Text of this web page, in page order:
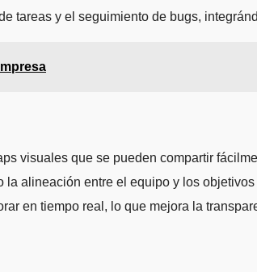
tareas y el seguimiento de bugs,
visuales que se pueden compartir
alineación entre el equipo y los
en tiempo real, lo que mejora la